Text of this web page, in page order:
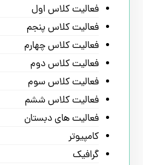
فعالیت کلاس اول
فعالیت کلاس پنجم
فعالیت کلاس چهارم
فعالیت کلاس دوم
فعالیت کلاس سوم
فعالیت کلاس ششم
فعالیت های دبستان
کامپیوتر
گرافیک